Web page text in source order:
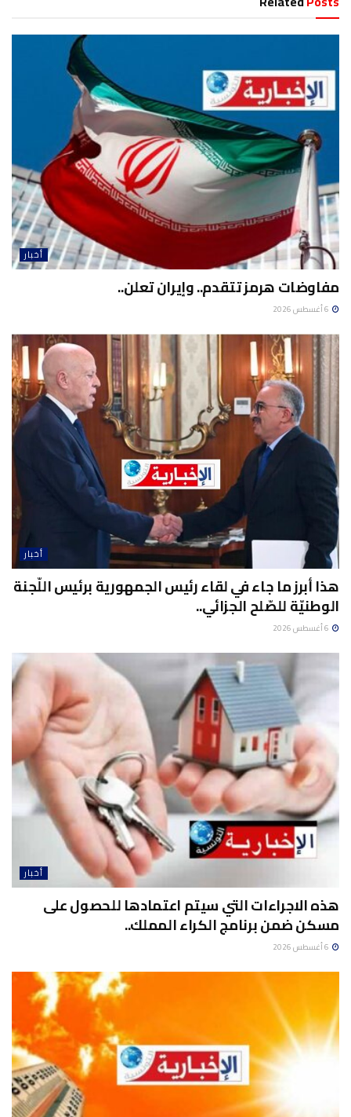
أخبار
مفاوضات هرمز تتقدم.. وإيران تعلن..
أخبار
هذا أبرز ما جاء في لقاء رئيس الجمهورية برئيس اللّجنة
الوطنيّة للصّلح الجزائي..
أخبار
هذه الاجراءات التي سيتم اعتمادها للحصول على
مسكن ضمن برنامج الكراء المملك..